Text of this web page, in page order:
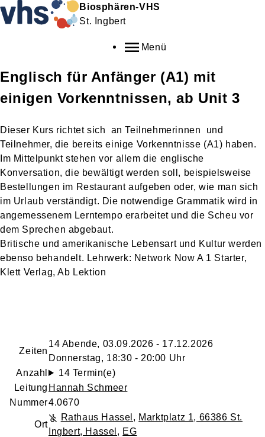
Biosphären-VHS
St. Ingbert
Menü
Englisch für Anfänger (A1) mit
einigen Vorkenntnissen, ab Unit 3
Dieser Kurs richtet sich an Teilnehmerinnen und
Teilnehmer, die bereits einige Vorkenntnisse (A1) haben.
Im Mittelpunkt stehen vor allem die englische
Konversation, die bewältigt werden soll, beispielsweise
Bestellungen im Restaurant aufgeben oder, wie man sich
im Urlaub verständigt. Die notwendige Grammatik wird in
angemessenem Lerntempo erarbeitet und die Scheu vor
dem Sprechen abgebaut.
Britische und amerikanische Lebensart und Kultur werden
ebenso behandelt. Lehrwerk: Network Now A 1 Starter,
Klett Verlag, Ab Lektion
Zeiten
14 Abende, 03.09.2026 - 17.12.2026
Donnerstag, 18:30 - 20:00 Uhr
Anzahl
14 Termin(e)
Leitung Hannah Schmeer
Nummer4.0670
Ort
Rathaus Hassel , Marktplatz 1, 66386 St.
Ingbert, Hassel , EG